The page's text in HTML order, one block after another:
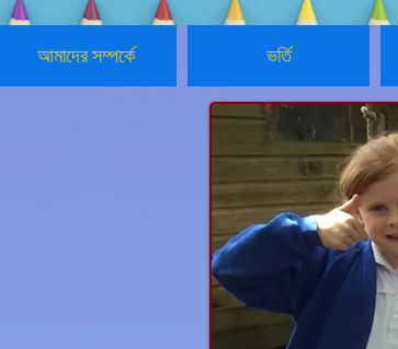
আমাদের সম্পর্কে ভর্তি